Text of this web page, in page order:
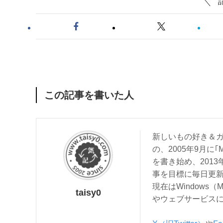
この記事を書いた人
taisy0
新しいもの好き＆
の、2005年9月に｢
を書き始め、2013
事を目標に毎日更
現在はWindows（
やウェブサービス